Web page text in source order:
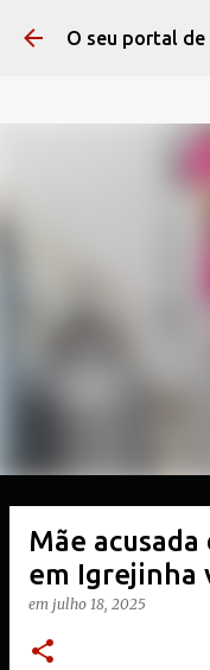
O seu portal de
Mãe
em Igrejinha
em julho 18, 2025